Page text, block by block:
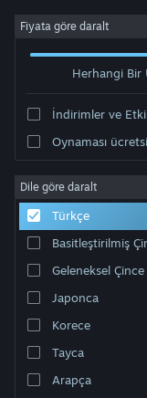
Giriş yap
Hakkında
Destek
Dili değiştir
Steam mobil
Masaüstü internet
Fiyata göre daralt
Herhangi Bir
İndirimler ve
Oynaması
Dile göre daralt
Türkçe
Basitleştirilmiş
Geleneksel Çince
Japonca
Korece
Tayca
Arapça
Yayıncı: ギュルダンゲー
Sırala Uygunluk
0 sonuç aramanızla
ürün dâhil edilmedi.